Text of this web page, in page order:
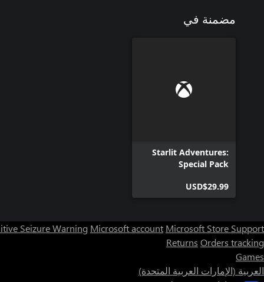
مضمنة في
Starlit Adventures:
Special Pack
USD$29.99
Seizure Warning Microsoft account Microsoft Store Support
Returns Orders tracking
Games
العربية (الإمارات العربية المتحدة)